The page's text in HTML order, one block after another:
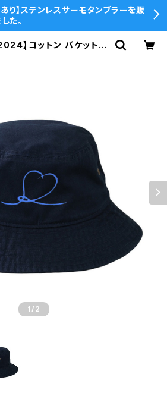
り】ステンレスサーモタンブラーを販
た。
】コットン バケットハ
1 /2